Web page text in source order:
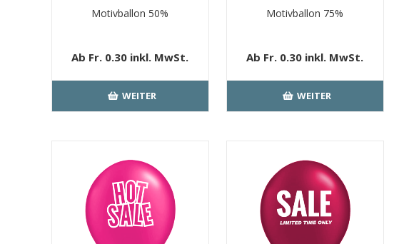
Motivballon 50%
Ab Fr. 0.30 inkl. MwSt.
WEITER
Motivballon 75%
Ab Fr. 0.30 inkl. MwSt.
WEITER